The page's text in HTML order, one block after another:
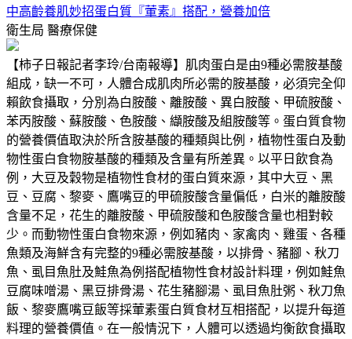
中高齡養肌妙招蛋白質『葷素』搭配，營養加倍
衛生局 醫療保健
【柿子日報記者李玲/台南報導】肌肉蛋白是由9種必需胺基酸
組成，缺一不可，人體合成肌肉所必需的胺基酸，必須完全仰
賴飲食攝取，分別為白胺酸、離胺酸、異白胺酸、甲硫胺酸、
苯丙胺酸、蘇胺酸、色胺酸、纈胺酸及組胺酸等。蛋白質食物
的營養價值取決於所含胺基酸的種類與比例，植物性蛋白及動
物性蛋白食物胺基酸的種類及含量有所差異。以平日飲食為
例，大豆及穀物是植物性食材的蛋白質來源，其中大豆、黑
豆、豆腐、黎麥、鷹嘴豆的甲硫胺酸含量偏低，白米的離胺酸
含量不足，花生的離胺酸、甲硫胺酸和色胺酸含量也相對較
少。而動物性蛋白食物來源，例如豬肉、家禽肉、雞蛋、各種
魚類及海鮮含有完整的9種必需胺基酸，以排骨、豬腳、秋刀
魚、虱目魚肚及鮭魚為例搭配植物性食材設計料理，例如鮭魚
豆腐味噌湯、黑豆排骨湯、花生豬腳湯、虱目魚肚粥、秋刀魚
飯、黎麥鷹嘴豆飯等採葷素蛋白質食材互相搭配，以提升每道
料理的營養價值。在一般情況下，人體可以透過均衡飲食攝取